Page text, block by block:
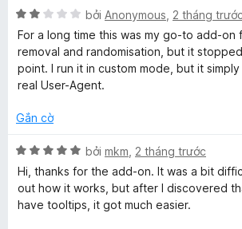
a
n
d
M
a
n
s
ố
n
g
X
ế
p
h
ạ
g
t
r
n
bởi Anonymous 2 tháng trước
For a long time this was my go-to add-on
removal and randomisation, but it
point. I run it in custom mode, but it
real User-Agent.
Gắn cờ
X
ế
p
h
bởi mkm 2 tháng trước
Hi, thanks for the add-on. It was a bit
out how it works, but after I discovered
have tooltips, it got much easier.